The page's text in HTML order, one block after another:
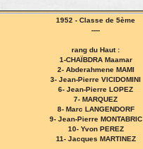
1952 - Classe de 5ème
----
rang du Haut :
1-CHAÏBDRA Maamar
2- Abderahmene MAMI
3- Jean-Pierre VICIDOMINI
6- Jean-Pierre LOPEZ
7- MARQUEZ
8- Marc LANGENDORF
9- Jean-Pierre MONTABRIC
10- Yvon PEREZ
11- Jacques MARTINEZ